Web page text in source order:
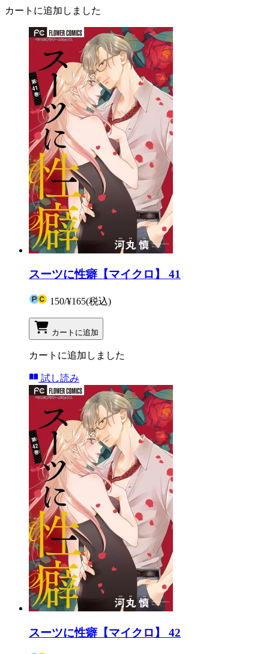
カートに追加しました
スーツに性癖【マイクロ】 41
150/¥165(税込)
カートに追加
カートに追加しました
試し読み
スーツに性癖【マイクロ】 42